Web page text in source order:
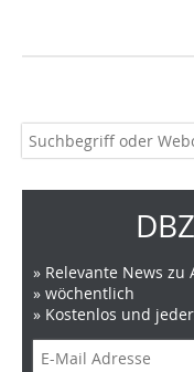
» Relevante News
» wöchentlich
» Kostenlos und